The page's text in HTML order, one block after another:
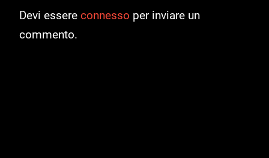
Devi essere connesso per inviare un
commento.